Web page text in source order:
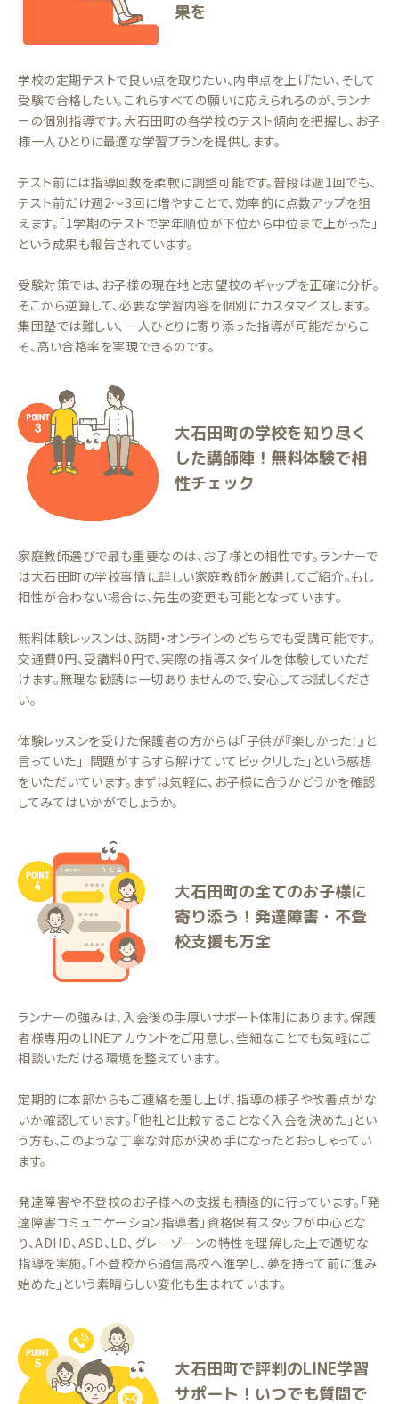
果を
学校の定期テストで良い点を取りたい、内申点を上げたい、そして
受験で合格したい。これらすべての願いに応えられるのが、ランナ
ーの個別指導です。大石田町の各学校のテスト傾向を把握し、お子
様一人ひとりに最適な学習プランを提供します。
テスト前には指導回数を柔軟に調整可能です。普段は週1回でも、
テスト前だけ週2〜3回に増やすことで、効率的に点数アップを狙
えます。「1学期のテストで学年順位が下位から中位まで上がった」
という成果も報告されています。
受験対策では、お子様の現在地と志望校のギャップを正確に分析。
そこから逆算して、必要な学習内容を個別にカスタマイズします。
集団塾では難しい、一人ひとりに寄り添った指導が可能だからこ
そ、高い合格率を実現できるのです。
大石田町の学校を知り尽く
した講師陣！無料体験で相
性チェック
家庭教師選びで最も重要なのは、お子様との相性です。ランナーで
は大石田町の学校事情に詳しい家庭教師を厳選してご紹介。もし
相性が合わない場合は、先生の変更も可能となっています。
無料体験レッスンは、訪問・オンラインのどちらでも受講可能です。
交通費0円、受講料0円で、実際の指導スタイルを体験していただ
けます。無理な勧誘は一切ありませんので、安心してお試しくださ
い。
体験レッスンを受けた保護者の方からは「子供が『楽しかった！』と
言っていた」「問題がすらすら解けていてビックリした」という感想
をいただいています。まずは気軽に、お子様に合うかどうかを確認
してみてはいかがでしょうか。
大石田町の全てのお子様に
寄り添う！発達障害・不登
校支援も万全
ランナーの強みは、入会後の手厚いサポート体制にあります。保護
者様専用のLINEアカウントをご用意し、些細なことでも気軽にご
相談いただける環境を整えています。
定期的に本部からもご連絡を差し上げ、指導の様子や改善点がな
いか確認しています。「他社と比較することなく入会を決めた」とい
う方も、このような丁寧な対応が決め手になったとおっしゃってい
ます。
発達障害や不登校のお子様への支援も積極的に行っています。「発
達障害コミュニケーション指導者」資格保有スタッフが中心とな
り、ADHD、ASD、LD、グレーゾーンの特性を理解した上で適切な
指導を実施。「不登校から通信高校へ進学し、夢を持って前に進み
始めた」という素晴らしい変化も生まれています。
大石田町で評判のLINE学習
サポート！いつでも質問で